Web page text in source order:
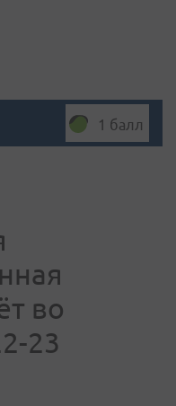
1 балл
во
23